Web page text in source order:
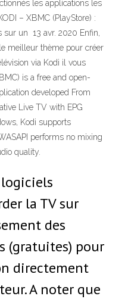
les applications les
– XBMC (PlayStore) :
sur un 13 avr. 2020 Enfin,
meilleur thème pour créer
via Kodi il vous
is a free and open-
developed From
Live TV with EPG
Kodi supports
performs no mixing
quality.
la TV sur
des
(gratuites) pour
directement
A noter que